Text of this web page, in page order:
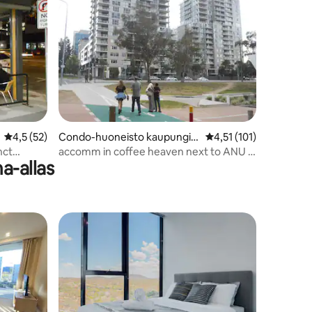
Keskimääräinen arvio 4,5/5, 52 arvostelua
4,5 (52)
Condo-huoneisto kaupungis
sa Canberra
Keskimääräinen arvio
4,51 (101)
accomm in coffee heaven next to ANU &
allas